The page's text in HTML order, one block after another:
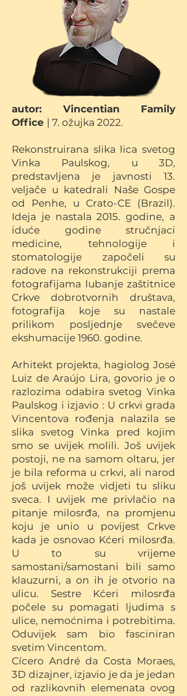
autor: Vincentian Family
Office | 7. ožujka 2022.
Rekonstruirana slika lica svetog
Vinka Paulskog, u 3D,
predstavljena je javnosti 13.
veljače u katedrali Naše Gospe
od Penhe, u Crato-CE (Brazil).
Ideja je nastala 2015. godine, a
iduće godine stručnjaci
medicine, tehnologije i
stomatologije započeli su
radove na rekonstrukciji prema
fotografijama lubanje zaštitnice
Crkve dobrotvornih društava,
fotografija koje su nastale
prilikom posljednje svečeve
ekshumacije 1960. godine.
Arhitekt projekta, hagiolog José
Luiz de Araújo Lira, govorio je o
razlozima odabira svetog Vinka
Paulskog i izjavio : U crkvi grada
Vincentova rođenja nalazila se
slika svetog Vinka pred kojim
smo se uvijek molili. Još uvijek
postoji, ne na samom oltaru, jer
je bila reforma u crkvi, ali narod
još uvijek može vidjeti tu sliku
sveca. I uvijek me privlačio na
pitanje milosrđa, na promjenu
koju je unio u povijest Crkve
kada je osnovao Kćeri milosrđa.
U to su vrijeme
samostani/samostani bili samo
klauzurni, a on ih je otvorio na
ulicu. Sestre Kćeri milosrđa
počele su pomagati ljudima s
ulice, nemoćnima i potrebitima.
Oduvijek sam bio fasciniran
svetim Vincentom.
Cícero André da Costa Moraes,
3D dizajner, izjavio je da je jedan
od razlikovnih elemenata ovog